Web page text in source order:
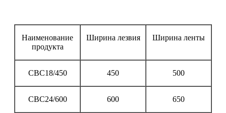
Наименование
продукта
Ширина лезвия Ширина ленты
СВС18/450 450 500
СВС24/600 600 650